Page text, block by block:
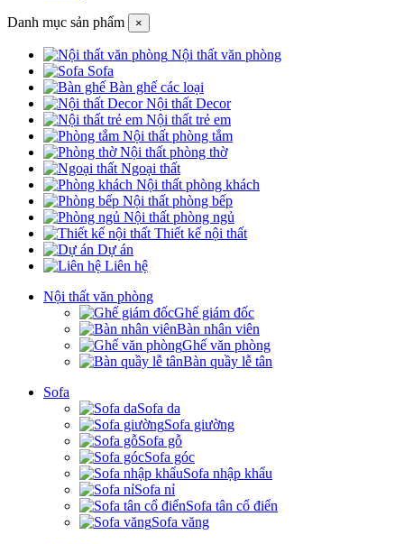
Danh mục sản phẩm ×
Nội thất văn phòng
Sofa
Bàn ghế các loại
Nội thất Decor
Nội thất trẻ em
Nội thất phòng tắm
Nội thất phòng thờ
Ngoại thất
Nội thất phòng khách
Nội thất phòng bếp
Nội thất phòng ngủ
Thiết kế nội thất
Dự án
Liên hệ
Nội thất văn phòng
Ghế giám đốc
Bàn nhân viên
Ghế văn phòng
Bàn quầy lễ tân
Sofa
Sofa da
Sofa giường
Sofa gỗ
Sofa góc
Sofa nhập khẩu
Sofa nỉ
Sofa tân cổ điển
Sofa văng